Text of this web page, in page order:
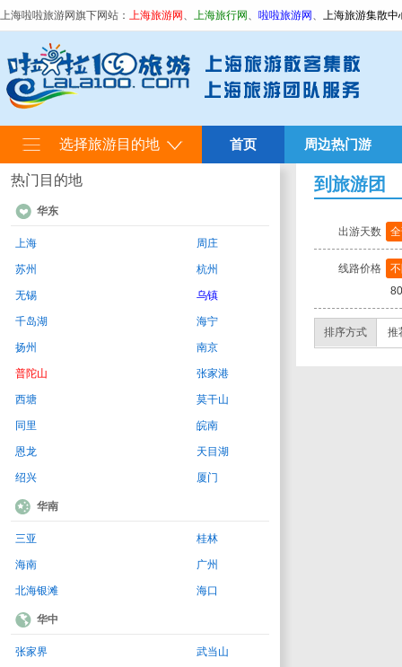
上海啦啦旅游网旗下网站： 上海旅游网 、 上海旅行网 、 啦啦旅游网 、 上海旅游集散中
选择旅游目的地 首页 周边热门游
热门目的地
华东
上海 周庄
苏州 杭州
无锡 乌镇
千岛湖 海宁
扬州 南京
普陀山 张家港
西塘 莫干山
同里 皖南
恩龙 天目湖
绍兴 厦门
华南
三亚 桂林
海南 广州
北海银滩 海口
华中
张家界 武当山
到旅游团
出游天数
线路价格
排序方式 推